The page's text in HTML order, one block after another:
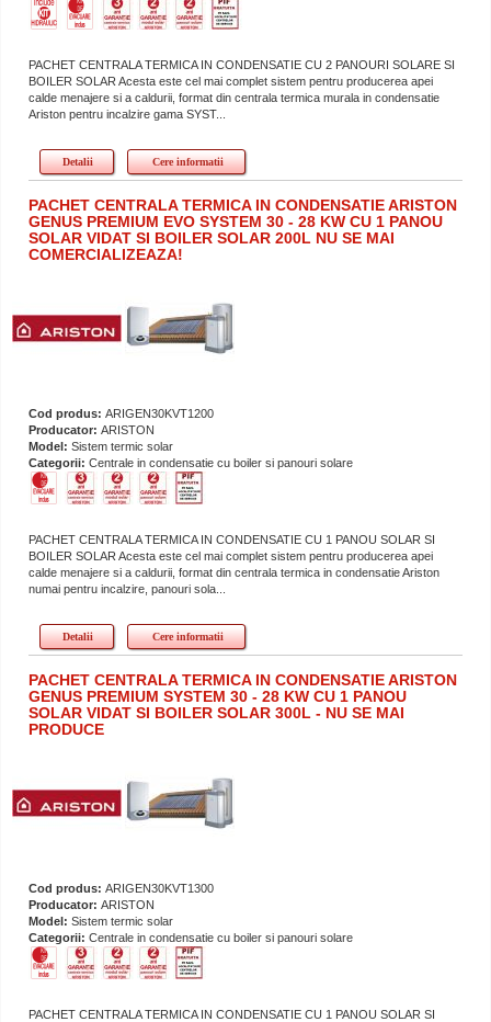
PACHET CENTRALA TERMICA IN CONDENSATIE CU 2 PANOURI SOLARE SI
BOILER SOLAR Acesta este cel mai complet sistem pentru producerea apei
calde menajere si a caldurii, format din centrala termica murala in condensatie
Ariston pentru incalzire gama SYST...
Detalii Cere informatii
PACHET CENTRALA TERMICA IN CONDENSATIE ARISTON
GENUS PREMIUM EVO SYSTEM 30 - 28 KW CU 1 PANOU
SOLAR VIDAT SI BOILER SOLAR 200L NU SE MAI
COMERCIALIZEAZA!
Cod produs: ARIGEN30KVT1200
Producator: ARISTON
Model: Sistem termic solar
Categorii: Centrale in condensatie cu boiler si panouri solare
PACHET CENTRALA TERMICA IN CONDENSATIE CU 1 PANOU SOLAR SI
BOILER SOLAR Acesta este cel mai complet sistem pentru producerea apei
calde menajere si a caldurii, format din centrala termica in condensatie Ariston
numai pentru incalzire, panouri sola...
Detalii Cere informatii
PACHET CENTRALA TERMICA IN CONDENSATIE ARISTON
GENUS PREMIUM SYSTEM 30 - 28 KW CU 1 PANOU
SOLAR VIDAT SI BOILER SOLAR 300L - NU SE MAI
PRODUCE
Cod produs: ARIGEN30KVT1300
Producator: ARISTON
Model: Sistem termic solar
Categorii: Centrale in condensatie cu boiler si panouri solare
PACHET CENTRALA TERMICA IN CONDENSATIE CU 1 PANOU SOLAR SI